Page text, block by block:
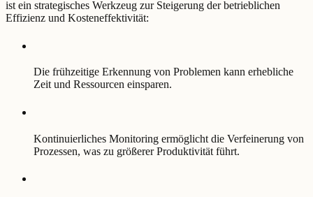
ist ein strategisches Werkzeug zur Steigerung der betrieblichen
Effizienz und Kosteneffektivität:
Die frühzeitige Erkennung von Problemen kann erhebliche
Zeit und Ressourcen einsparen.
Kontinuierliches Monitoring ermöglicht die Verfeinerung von
Prozessen, was zu größerer Produktivität führt.